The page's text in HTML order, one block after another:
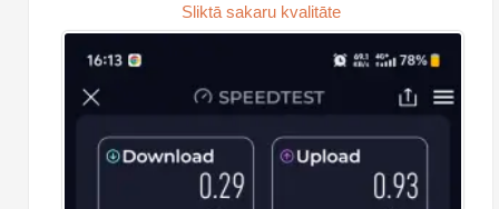
Sliktā sakaru kvalitāte